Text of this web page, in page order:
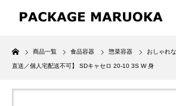
Home
商品一覧 食品容器 惣菜容器 おしゃれ
直送／個人宅配送不可】 SDキャセロ 20-10 3S W 身